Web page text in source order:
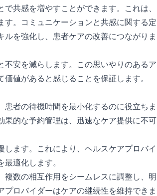
共感を増やすことができます。これは、
。コミュニケーションと共感に関する定
を強化し、患者ケアの改善につながりま
安を減らします。この思いやりのあるア
値があると感じることを保証します。
者の待機時間を最小化するのに役立ちま
的な予約管理は、迅速なケア提供に不可
ます。これにより、ヘルスケアプロバイ
適化します。
数の相互作用をシームレスに調整し、明
ロバイダーはケアの継続性を維持できま